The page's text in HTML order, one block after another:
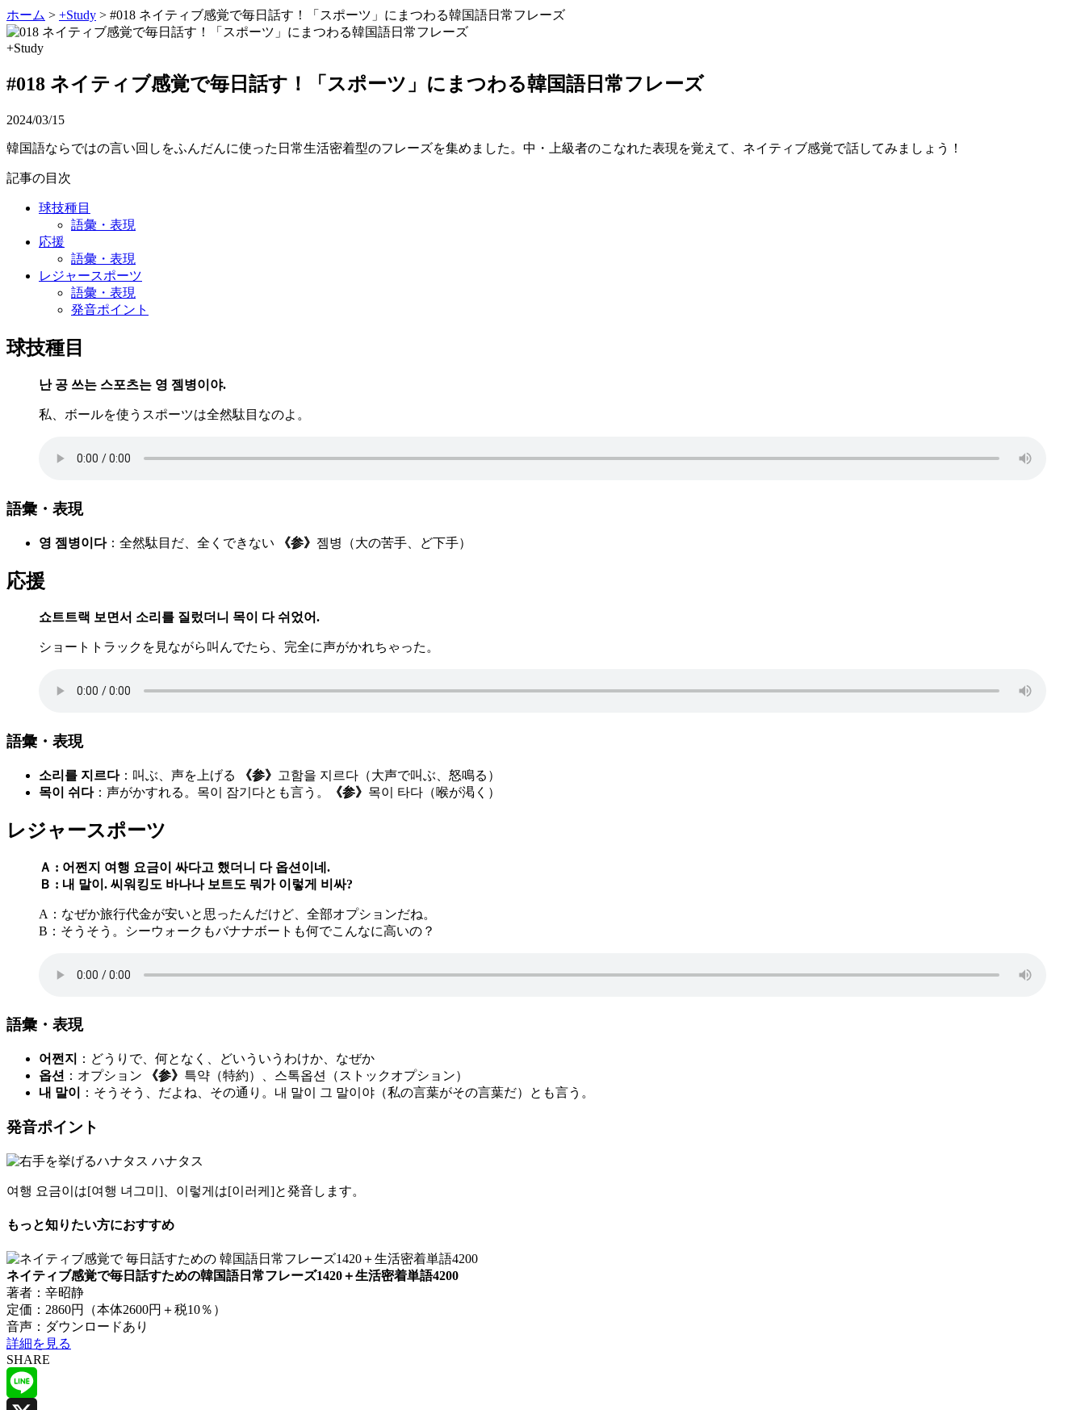
ホーム > +Study > #018 ネイティブ感覚で毎日話す！「スポーツ」にまつわる韓国語日常フレーズ
+Study
#018 ネイティブ感覚で毎日話す！「スポーツ」にまつわる韓国語日常フレーズ
2024/03/15
韓国語ならではの言い回しをふんだんに使った日常生活密着型のフレーズを集めました。中・上級者のこなれた表現を覚えて、ネイティブ感覚で話してみましょう！
記事の目次
球技種目
語彙・表現
応援
語彙・表現
レジャースポーツ
語彙・表現
発音ポイント
球技種目
난 공 쓰는 스포츠는 영 젬병이야.
私、ボールを使うスポーツは全然駄目なのよ。
語彙・表現
영 젬병이다：全然駄目だ、全くできない 《参》 젬병（大の苦手、ど下手）
応援
쇼트트랙 보면서 소리를 질렀더니 목이 다 쉬었어.
ショートトラックを見ながら叫んでたら、完全に声がかれちゃった。
語彙・表現
소리를 지르다：叫ぶ、声を上げる 《参》 고함을 지르다（大声で叫ぶ、怒鳴る）
목이 쉬다：声がかすれる。목이 잠기다とも言う。 《参》 목이 타다（喉が渇く）
レジャースポーツ
Ａ : 어쩐지 여행 요금이 싸다고 했더니 다 옵션이네.
Ｂ : 내 말이. 씨워킹도 바나나 보트도 뭐가 이렇게 비싸?
A：なぜか旅行代金が安いと思ったんだけど、全部オプションだね。
B：そうそう。シーウォークもバナナボートも何でこんなに高いの？
語彙・表現
어쩐지
：どうりで、何となく、どいういうわけか、なぜか
옵션 ：オプション 《参》 특약（特約）、스톡옵션（ストックオプション）
내 말이
：そうそう、だよね、その通り。내 말이 그 말이야（私の言葉がその言葉だ）とも言う。
発音ポイント
ハナタス
여행 요금이は[여행 녀그미]、이렇게は[이러케]と発音します。
もっと知りたい方におすすめ
ネイティブ感覚で毎日話すための韓国語日常フレーズ1420＋生活密着単語4200
著者：辛昭静
定価：2860円（本体2600円＋税10％）
音声：ダウンロードあり
詳細を見る
SHARE